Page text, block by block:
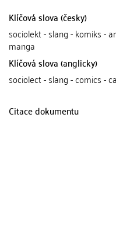
Klíčová slova (česky)
sociolekt - slang - komiks -
manga
Klíčová slova (anglicky)
sociolect - slang - comics -
Citace dokumentu